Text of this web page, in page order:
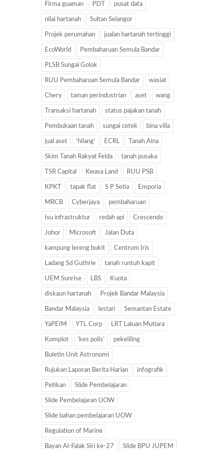
Firma guaman PDT pusat data
nilai hartanah Sultan Selangor
Projek perumahan jualan hartanah tertinggi
EcoWorld Pembaharuan Semula Bandar
PLSB Sungai Golok
RUU Pembaharuan Semula Bandar wasiat
Chery taman perindustrian aset wang
Transaksi hartanah status pajakan tanah
Pembukaan tanah sungai cetek bina villa
jual aset ‘hilang’ ECRL Tanah Aina
Skim Tanah Rakyat Felda tanah pusaka
TSR Capital Kwasa Land RUU PSB
KPKT tapak flat S P Setia Emporia
MRCB Cyberjaya pembaharuan
Isu infrastruktur redah api Crescendo
Johor Microsoft Jalan Duta
kampung lereng bukit Centrum Iris
Ladang Sd Guthrie tanah runtuh kapit
UEM Sunrise LBS Kuota
diskaun hartanah Projek Bandar Malaysia
Bandar Malaysia lestari Semantan Estate
YaPEIM YTL Corp LRT Laluan Mutiara
Komplot ‘kes polis’ pekeliling
Buletin Unit Astronomi
Rujukan Laporan Berita Harian infografik
Petikan Slide Pembelajaran
Slide Pembelajaran UOW
Slide bahan pembelajaran UOW
Regulation of Marine
Bayan Al-Falak Siri ke-27 Slide BPU JUPEM